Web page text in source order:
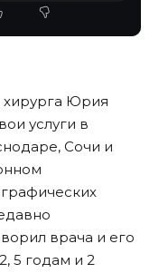
хирурга Юрия
услуги в
Сочи и
врача и его
5 годам и 2